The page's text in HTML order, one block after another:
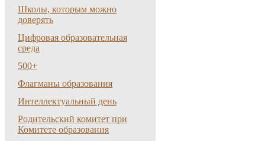
Школы, которым можно
доверять
Цифровая образовательная
среда
500+
Флагманы образования
Интеллектуальный день
Родительский комитет при
Комитете образования